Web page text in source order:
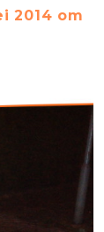
2014 om